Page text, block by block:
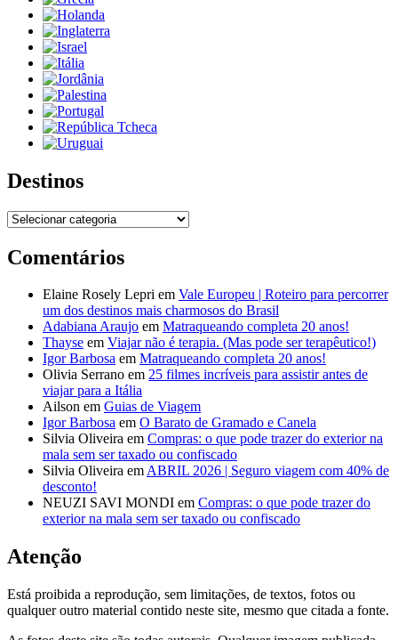
Destinos
Destinos
Comentários
Elaine Rosely Lepri em Vale Europeu | Roteiro para percorrer
um dos destinos mais charmosos do Brasil
Adabiana Araujo em Matraqueando completa 20 anos!
Thayse em Viajar não é terapia. (Mas pode ser terapêutico!)
Igor Barbosa em Matraqueando completa 20 anos!
Olivia Serrano em 25 filmes incríveis para assistir antes de
viajar para a Itália
Ailson em Guias de Viagem
Igor Barbosa em O Barato de Gramado e Canela
Silvia Oliveira em Compras: o que pode trazer do exterior na
mala sem ser taxado ou confiscado
Silvia Oliveira emABRIL 2026 | Seguro viagem com 40% de
desconto!
NEUZI SAVI MONDI em Compras: o que pode trazer do
exterior na mala sem ser taxado ou confiscado
Atenção
Está proibida a reprodução, sem limitações, de textos, fotos ou
qualquer outro material contido neste site, mesmo que citada a fonte.